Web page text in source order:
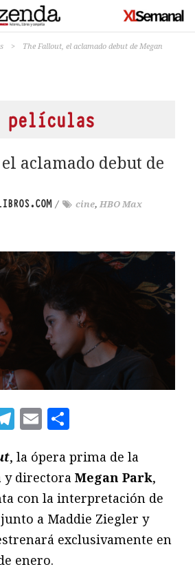
>
The Fallout, el aclamado debut de Megan
películas
aclamado debut de
/ cine, HBO Max
Telegram
Email
, la ópera prima de la
y directora Megan Park,
con la interpretación de
a Maddie Ziegler y
exclusivamente en
enero.